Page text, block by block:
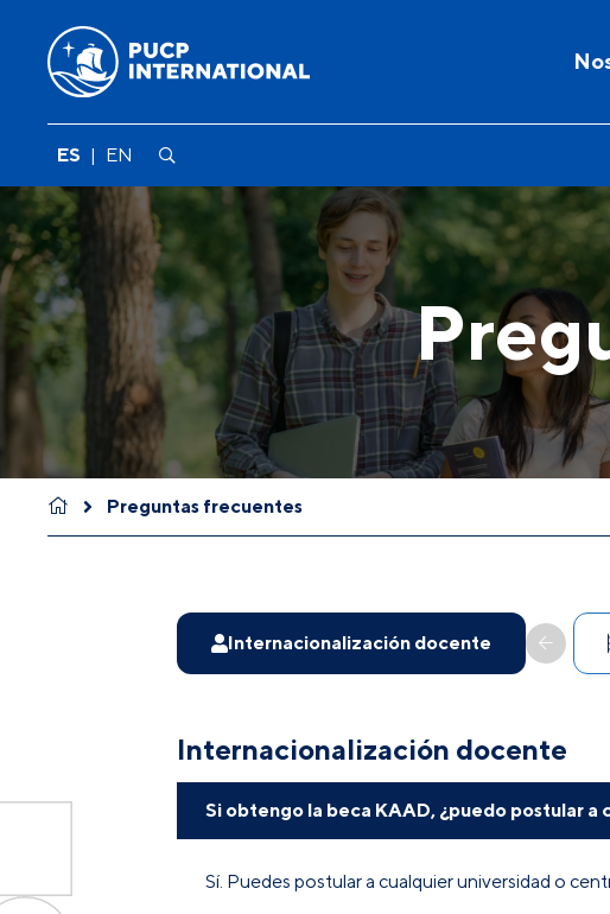
ES | EN
Preguntas frecuentes
Internacionalización docente
Internacionalización docente
Si obtengo la beca KAAD, ¿puedo postular a
Sí. Puedes postular a cualquier universidad o